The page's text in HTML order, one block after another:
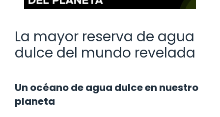
La mayor reserva de agua
dulce del mundo revelada
Un océano de agua dulce en nuestro
planeta